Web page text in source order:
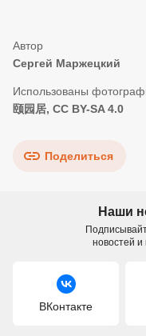
Сергей Маржецкий
颐园居, CC BY-SA 4.0
Поделиться
Наши
новостей
ВКонтакте